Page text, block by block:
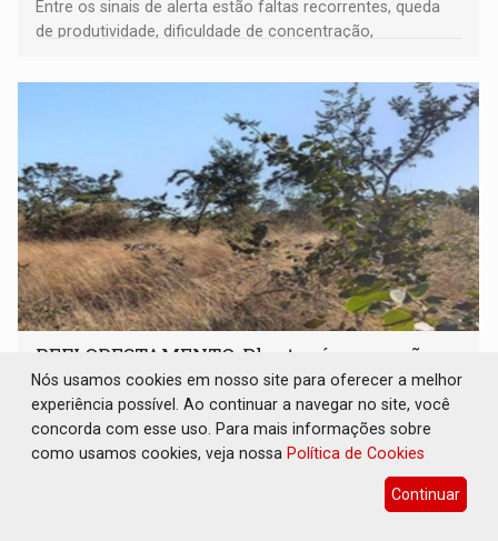
Entre os sinais de alerta estão faltas recorrentes, queda
de produtividade, dificuldade de concentração,
REFLORESTAMENTO: Plantar árvores não
será mais suficiente para comprovar área
recuperado
Brasil e Mundo 08 de Agosto de 2026 às 20:00
O modelo analisa os resultados ecológicos observados
Nós usamos cookies em nosso site para oferecer a melhor
experiência possível. Ao continuar a navegar no site, você
concorda com esse uso. Para mais informações sobre
como usamos cookies, veja nossa Política de Cookies
Continuar